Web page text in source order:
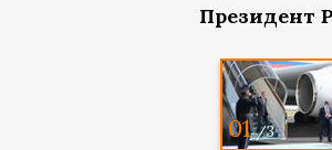
Президент
01 /3